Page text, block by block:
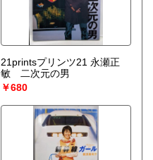
21printsプリンツ21 永瀬正
敏 二次元の男
￥680